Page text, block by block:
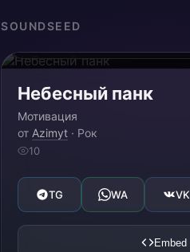
SOUNDSEED
Небесный панк
Мотивация
от Azimyt · Рок
10
TG WA VK
Embed